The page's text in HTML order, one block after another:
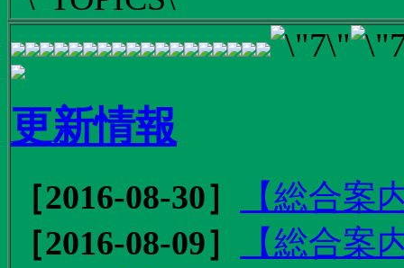
更新情報
［2016-08-30］
【総合
［2016-08-09］
【総合